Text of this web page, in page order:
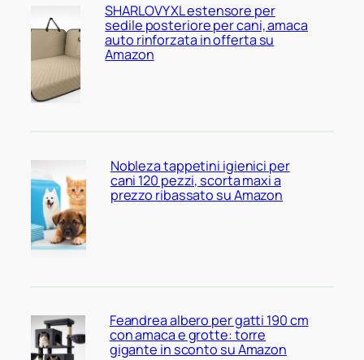
SHARLOVY XL estensore per
sedile posteriore per cani, amaca
auto rinforzata in offerta su
Amazon
Nobleza tappetini igienici per
cani 120 pezzi, scorta maxi a
prezzo ribassato su Amazon
Feandrea albero per gatti 190 cm
con amaca e grotte: torre
gigante in sconto su Amazon